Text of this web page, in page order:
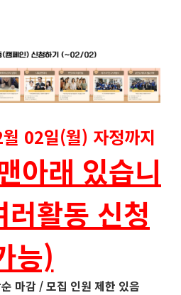
02일(월) 자정까지
아래 있습니
활동 신청
능)
마감 / 모집 인원 제한 있음